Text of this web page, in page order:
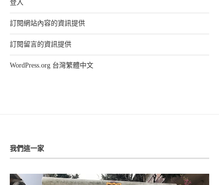
登入
訂閱網站內容的資訊提供
訂閱留言的資訊提供
WordPress.org 台灣繁體中文
我們這一家